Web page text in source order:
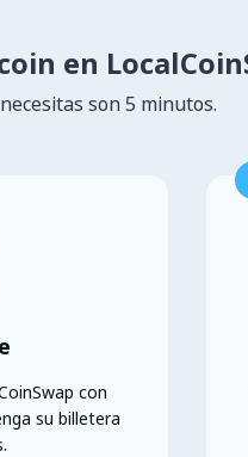
en
son 5 minutos.
con
su billetera